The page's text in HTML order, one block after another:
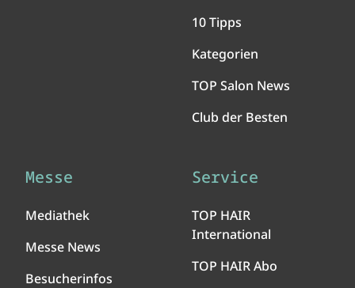
10 Tipps
Kategorien
TOP Salon News
Club der Besten
Messe
Mediathek
Messe News
Besucherinfos
Service
TOP HAIR
International
TOP HAIR Abo